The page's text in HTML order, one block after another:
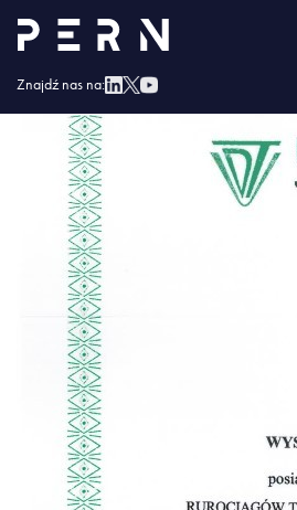
Znajdź nas na:
UC-18-60-N-3-16 (1)